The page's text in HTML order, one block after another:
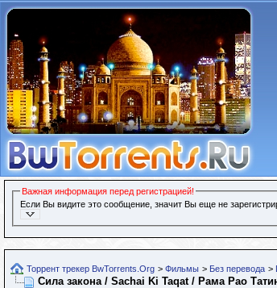
Важная информация перед регистрацией!
Если Вы видите это сообщение, значит Вы еще не
Торрент трекер BwTorrents.Org > Фильмы > Без перевода >
Сила закона / Sachai Ki Taqat / Рама Рао